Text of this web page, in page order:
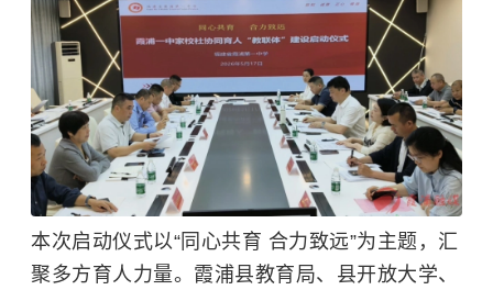
本次启动仪式以“同心共育 合力致远”为主题，汇
聚多方育人力量。霞浦县教育局、县开放大学、